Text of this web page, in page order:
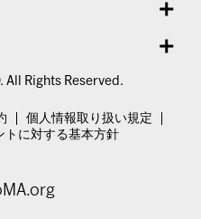
All Rights Reserved.
個人情報取り扱い規定
トに対する基本方針